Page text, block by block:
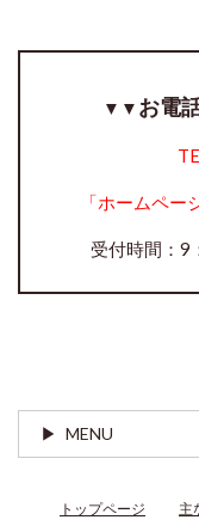
▼ ▼ お電
「ホームペ
受付時間：9
MENU
トップページ 主